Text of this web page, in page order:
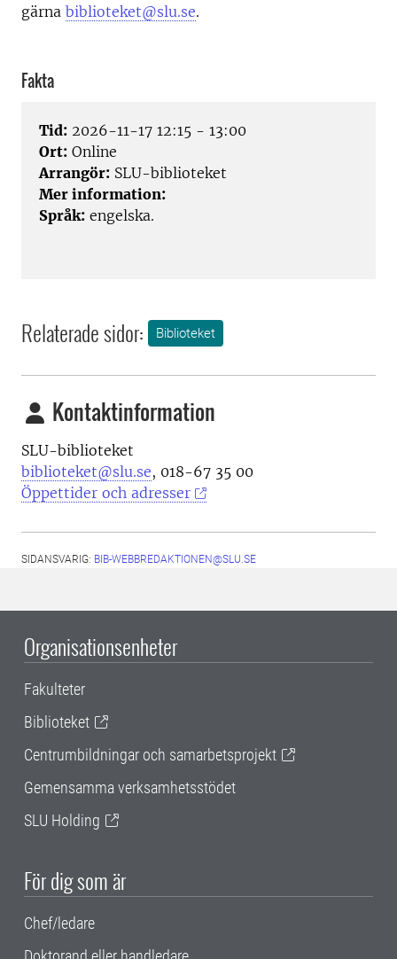
gärna biblioteket@slu.se.
Fakta
Tid: 2026-11-17 12:15 - 13:00
Ort: Online
Arrangör: SLU-biblioteket
Mer information:
Språk: engelska.
Relaterade sidor: Biblioteket
Kontaktinformation
SLU-biblioteket
biblioteket@slu.se, 018-67 35 00
Öppettider och adresser
SIDANSVARIG: BIB-WEBBREDAKTIONEN@SLU.SE
Organisationsenheter
Fakulteter
Biblioteket
Centrumbildningar och samarbetsprojekt
Gemensamma verksamhetsstödet
SLU Holding
För dig som är
Chef/ledare